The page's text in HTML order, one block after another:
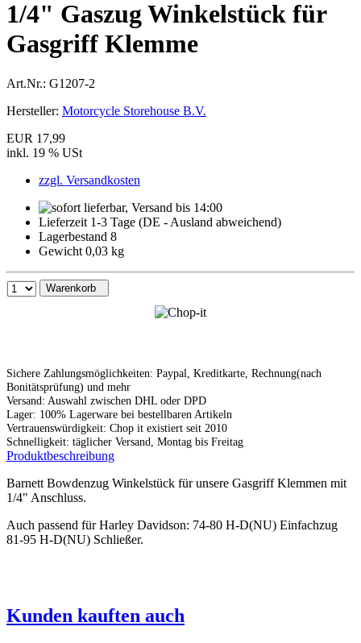
1/4" Gaszug Winkelstück für
Gasgriff Klemme
Art.Nr.: G1207-2
Hersteller: Motorcycle Storehouse B.V.
EUR 17,99
inkl. 19 % USt
zzgl. Versandkosten
Lieferzeit 1-3 Tage (DE - Ausland abweichend)
Lagerbestand 8
Gewicht 0,03 kg
Warenkorb
Sichere Zahlungsmöglichkeiten: Paypal, Kreditkarte, Rechnung(nach
Bonitätsprüfung) und mehr
Versand: Auswahl zwischen DHL oder DPD
Lager: 100% Lagerware bei bestellbaren Artikeln
Vertrauenswürdigkeit: Chop it existiert seit 2010
Schnelligkeit: täglicher Versand, Montag bis Freitag
Produktbeschreibung
Barnett Bowdenzug Winkelstück für unsere Gasgriff Klemmen mit
1/4" Anschluss.
Auch passend für Harley Davidson: 74-80 H-D(NU) Einfachzug
81-95 H-D(NU) Schließer.
Kunden kauften auch